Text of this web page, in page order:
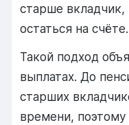
старше
остаться на счёте.
Такой подход
выплатах. До
старших
времени,